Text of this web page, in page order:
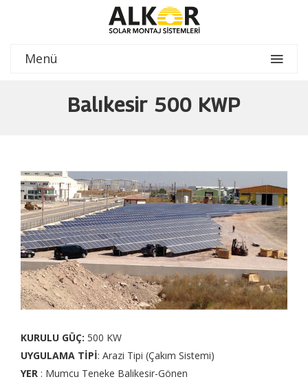
Menü
Balıkesir 500 KWP
KURULU GÜÇ: 500 KW
UYGULAMA TİPİ: Arazi Tipi (Çakım Sistemi)
YER : Mumcu Teneke Balikesir-Gönen